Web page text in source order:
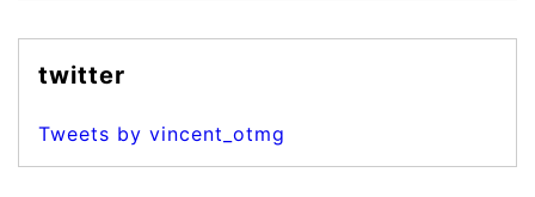
twitter
Tweets by vincent_otmg